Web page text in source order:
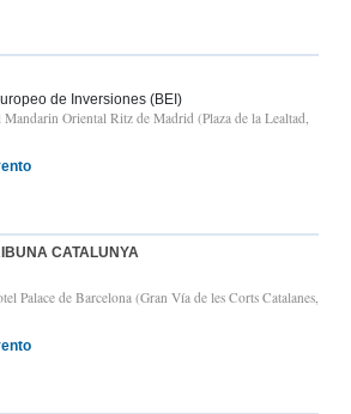
de Inversiones (BEI)
Oriental Ritz de Madrid (Plaza de la Lealtad,
CATALUNYA
Palace de Barcelona (Gran Vía de les Corts Catalanes,